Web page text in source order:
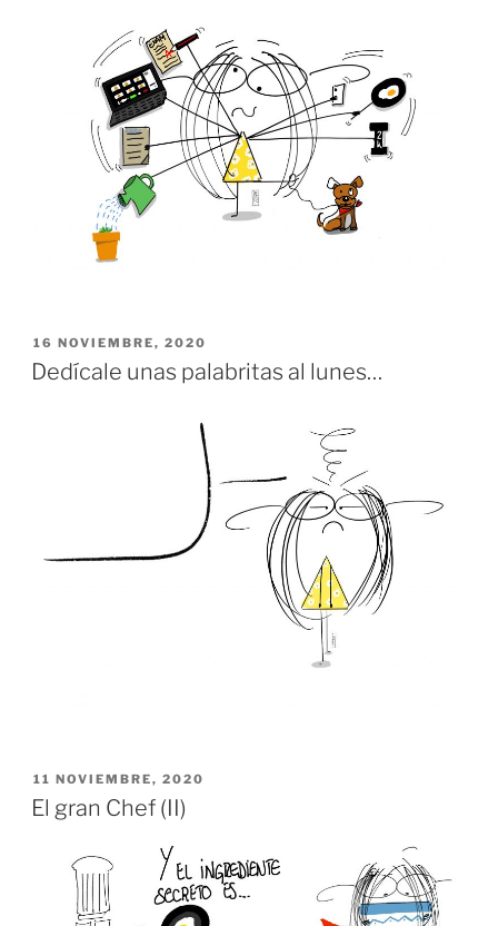
PUBLICADO
EL
16 NOVIEMBRE, 2020
Dedícale unas palabritas al lunes…
PUBLICADO
EL
11 NOVIEMBRE, 2020
El gran Chef (II)